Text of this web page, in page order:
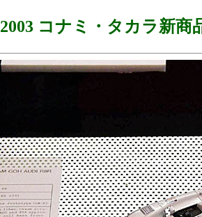
2003 コナミ・タカラ新商